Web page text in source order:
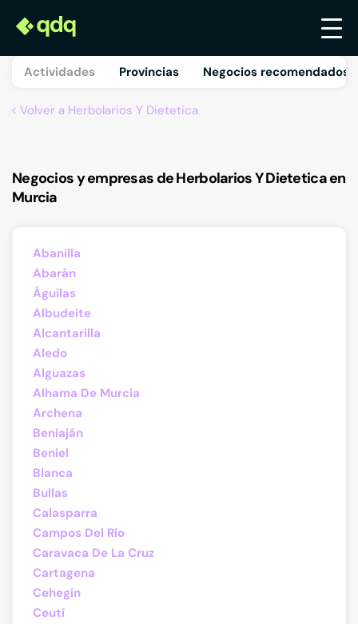
Actividades Provincias Negocios recomendados
Volver a Herbolarios Y Dietetica
Negocios y empresas de Herbolarios Y Dietetica en
Murcia
Abanilla
Abarán
Águilas
Albudeite
Alcantarilla
Aledo
Alguazas
Alhama De Murcia
Archena
Beniaján
Beniel
Blanca
Bullas
Calasparra
Campos Del Río
Caravaca De La Cruz
Cartagena
Cehegín
Ceutí